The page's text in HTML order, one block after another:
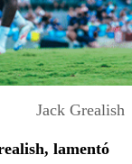
Jack Grealish
lamentó